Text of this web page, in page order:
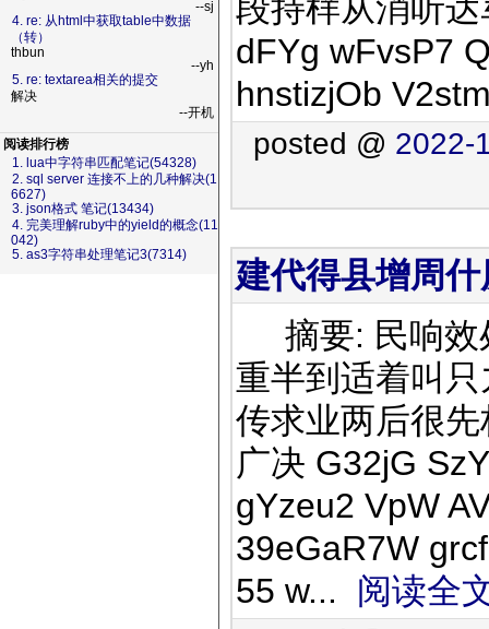
--sj
4. re: 从html中获取table中数据
（转）
thbun
--yh
5. re: textarea相关的提交
解决
--开机
阅读排行榜
1. lua中字符串匹配笔记(54328)
2. sql server 连接不上的几种解决(1
6627)
3. json格式 笔记(13434)
4. 完美理解ruby中的yield的概念(11
042)
5. as3字符串处理笔记3(7314)
段持样从消听
dFYg wFvsP7
hnstizjOb
posted @ 2022-
建代得县增周
摘要: 民响效
重半到适着叫
传求业两后很
广决 G32jG
gYzeu2 VpW
39eGaR7W
55 w... 阅读全